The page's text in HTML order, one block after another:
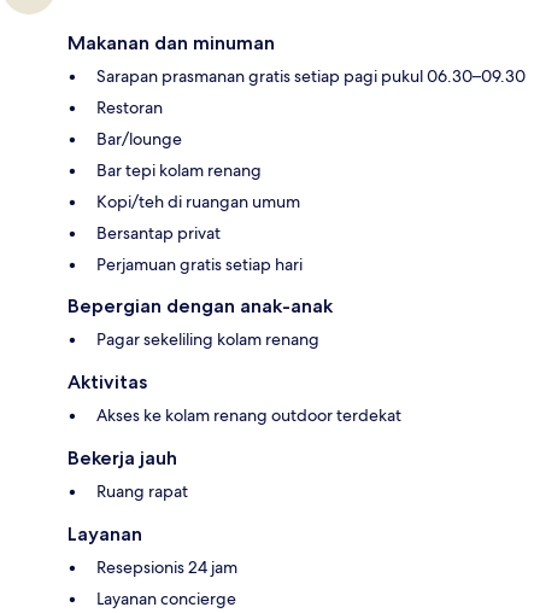
Makanan dan minuman
Sarapan prasmanan gratis setiap pagi pukul 06.30–09.30
Restoran
Bar/lounge
Bar tepi kolam renang
Kopi/teh di ruangan umum
Bersantap privat
Perjamuan gratis setiap hari
Bepergian dengan anak-anak
Pagar sekeliling kolam renang
Aktivitas
Akses ke kolam renang outdoor terdekat
Bekerja jauh
Ruang rapat
Layanan
Resepsionis 24 jam
Layanan concierge